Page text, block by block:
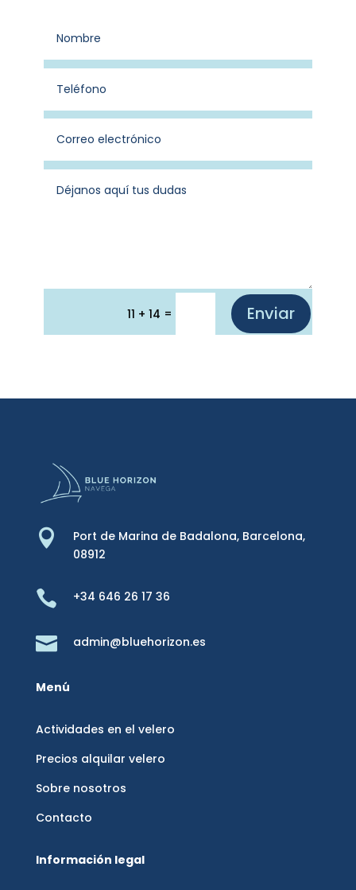
11 + 14 = Enviar
 Port de Marina de Badalona, Barcelona,
08912
 +34 646 26 17 36
 admin@bluehorizon.es
Menú
Actividades en el velero
Precios alquilar velero
Sobre nosotros
Contacto
Información legal